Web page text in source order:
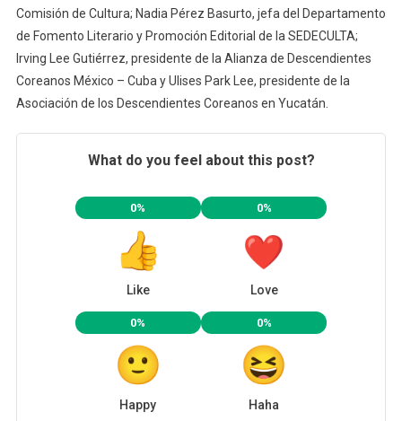
Comisión de Cultura; Nadia Pérez Basurto, jefa del Departamento
de Fomento Literario y Promoción Editorial de la SEDECULTA;
Irving Lee Gutiérrez, presidente de la Alianza de Descendientes
Coreanos México – Cuba y Ulises Park Lee, presidente de la
Asociación de los Descendientes Coreanos en Yucatán.
What do you feel about this post?
0%
Like
0%
Love
0%
Happy
0%
Haha